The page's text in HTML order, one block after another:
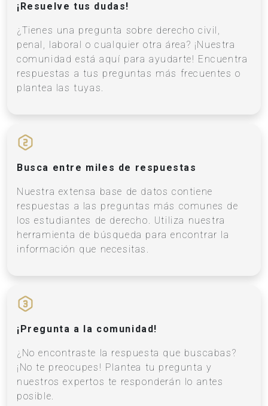
¡Resuelve tus dudas!
¿Tienes una pregunta sobre derecho civil,
penal, laboral o cualquier otra área? ¡Nuestra
comunidad está aquí para ayudarte! Encuentra
respuestas a tus preguntas más frecuentes o
plantea las tuyas.
Busca entre miles de respuestas
Nuestra extensa base de datos contiene
respuestas a las preguntas más comunes de
los estudiantes de derecho. Utiliza nuestra
herramienta de búsqueda para encontrar la
información que necesitas.
¡Pregunta a la comunidad!
¿No encontraste la respuesta que buscabas?
¡No te preocupes! Plantea tu pregunta y
nuestros expertos te responderán lo antes
posible.